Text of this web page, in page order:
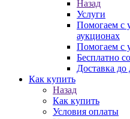
Назад
Услуги
Помогаем с
аукционах
Помогаем с
Бесплатно
Доставка до
Как купить
Назад
Как купить
Условия оплаты